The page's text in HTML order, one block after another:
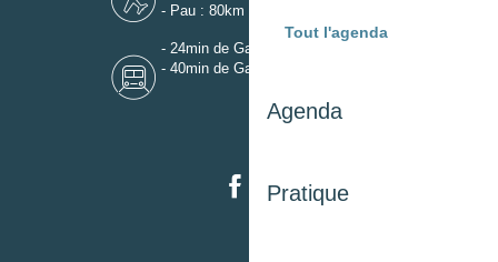
Tout l'agenda
Agenda
Pratique
- Pau : 80km
- 24min de Gare de Dax
- 40min de Gare de Mont-de-Marsan